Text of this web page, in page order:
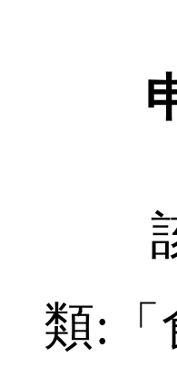
該
類:「